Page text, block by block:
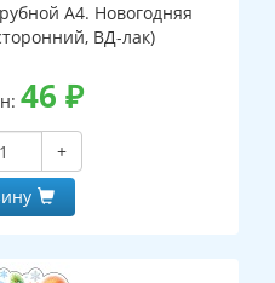
А4. Новогодняя
ВД-лак)
46 ₽
+